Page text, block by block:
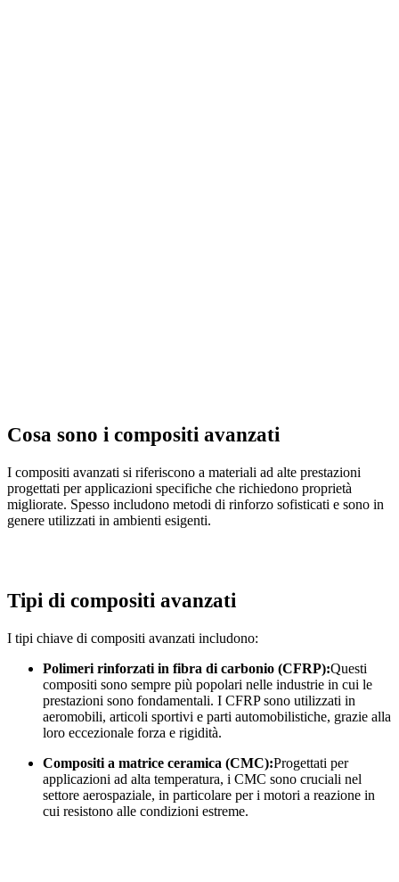
Cosa sono i compositi avanzati
I compositi avanzati si riferiscono a materiali ad alte prestazioni
progettati per applicazioni specifiche che richiedono proprietà
migliorate. Spesso includono metodi di rinforzo sofisticati e sono in
genere utilizzati in ambienti esigenti.
Tipi di compositi avanzati
I tipi chiave di compositi avanzati includono:
Polimeri rinforzati in fibra di carbonio (CFRP):Questi
compositi sono sempre più popolari nelle industrie in cui le
prestazioni sono fondamentali. I CFRP sono utilizzati in
aeromobili, articoli sportivi e parti automobilistiche, grazie alla
loro eccezionale forza e rigidità.
Compositi a matrice ceramica (CMC):Progettati per
applicazioni ad alta temperatura, i CMC sono cruciali nel
settore aerospaziale, in particolare per i motori a reazione in
cui resistono alle condizioni estreme.